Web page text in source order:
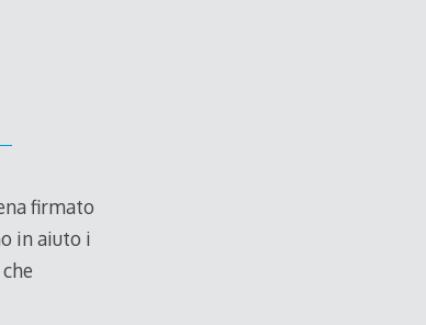
firmato
in aiuto i